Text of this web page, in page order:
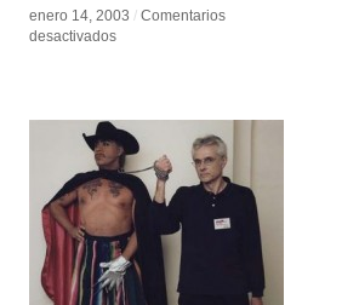
enero 14, 2003 / Comentarios
desactivadosen
enero 14, 2003 / Comentarios
desactivadosen